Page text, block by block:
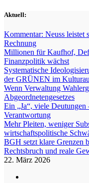
Zum
springen
Aktuell:
Kommentar: Neuss leistet
Rechnung
Millionen für Kaufhof,
Finanzpolitik wächst
Systematische
der GRÜNEN im
Wenn Verwaltung
Abgeordnetengesetzes
Ein „Ja“, viele
Verantwortung
Mehr Pleiten, weniger
wirtschaftspolitische
BGH setzt klare Grenzen
Rechtsbruch und reale
22. März 2026